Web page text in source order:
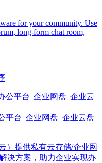
for your community. Use
long-form chat room,
平台_企业网盘_企业云盘
）提供私有云存储/企业网
决方案，助力企业实现办